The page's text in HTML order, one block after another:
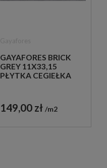
GAYAFORES BRICK
GREY 11X33,15
PŁYTKA CEGIEŁKA
149,00 zł m2